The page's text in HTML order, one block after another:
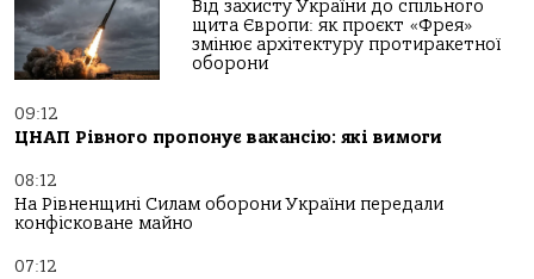
Від захисту України до спільного
щита Європи: як проєкт «Фрея»
змінює архітектуру протиракетної
оборони
09:12
ЦНАП Рівного пропонує вакансію: які вимоги
08:12
На Рівненщині Силам оборони України передали
конфісковане майно
07:12